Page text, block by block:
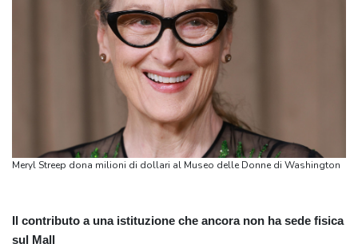
Meryl Streep dona milioni di dollari al Museo delle Donne di Washington
Il contributo a una istituzione che ancora non ha sede fisica
sul Mall